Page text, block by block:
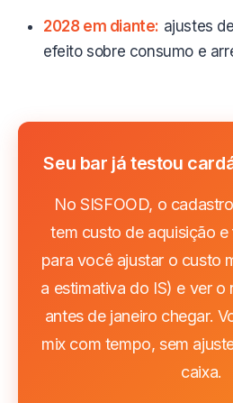
2028 em diante: ajustes
efeito sobre consumo e
Seu bar já testou
No SISFOOD, o
tem custo de aquisição
para você ajustar o custo
a estimativa do IS) e ver o
antes de janeiro chegar.
mix com tempo, sem
caixa.